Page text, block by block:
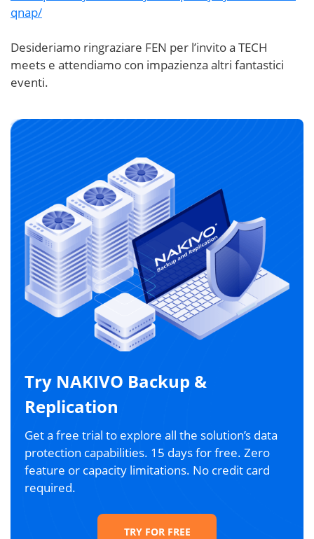
qnap/
Desideriamo ringraziare FEN per l’invito a TECH
meets e attendiamo con impazienza altri fantastici
eventi.
Try NAKIVO Backup &
Replication
Get a free trial to explore all the solution’s data
protection capabilities. 15 days for free. Zero
feature or capacity limitations. No credit card
required.
TRY FOR FREE